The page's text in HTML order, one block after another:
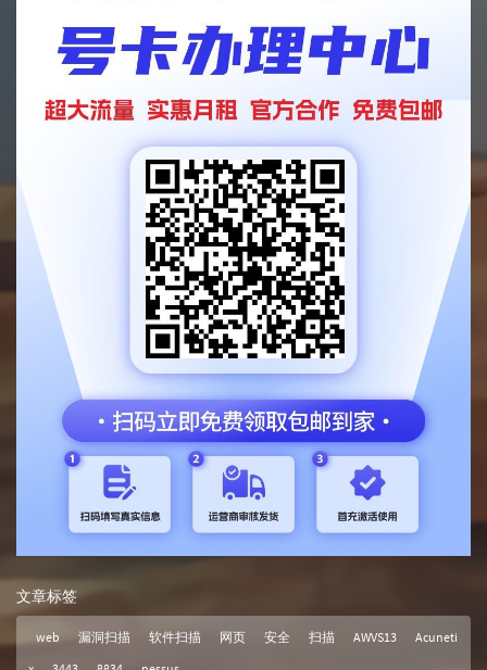
文章标签
web 漏洞扫描 软件扫描 网页 安全 扫描 AWVS13
Acuneti